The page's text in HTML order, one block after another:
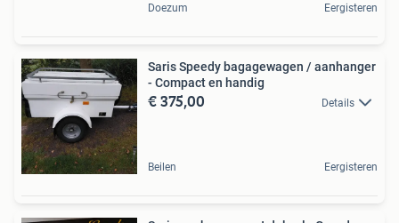
Doezum Eergisteren
Saris Speedy bagagewagen / aanhanger
- Compact en handig
€ 375,00 Details
Beilen Eergisteren